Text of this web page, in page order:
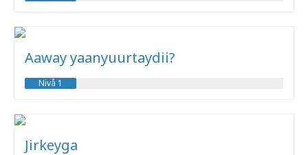
Aaway yaanyuurtaydii?
Nivå 1
Jirkeyga